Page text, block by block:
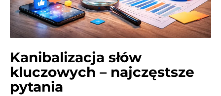
Kanibalizacja słów
kluczowych – najczęstsze
pytania